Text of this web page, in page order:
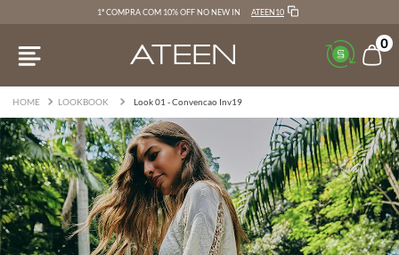
1ª COMPRA COM 10% OFF NO NEW IN ATEEN10
0
LOOKBOOK Look 01 - Convencao Inv19